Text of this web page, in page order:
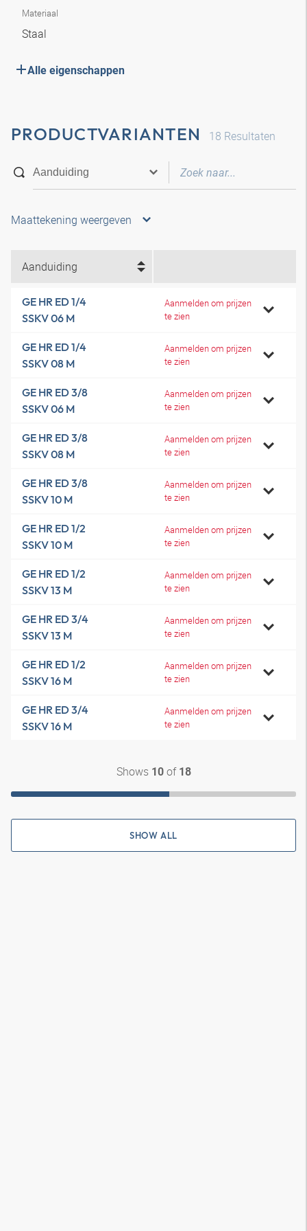
Materiaal
Staal
Alle eigenschappen
PRODUCTVARIANTEN 18 Resultaten
Maattekening weergeven
Aanduiding
GE HR ED 1/4
SSKV 06 M
Aanmelden om prijzen
te zien
GE HR ED 1/4
SSKV 08 M
Aanmelden om prijzen
te zien
GE HR ED 3/8
SSKV 06 M
Aanmelden om prijzen
te zien
GE HR ED 3/8
SSKV 08 M
Aanmelden om prijzen
te zien
GE HR ED 3/8
SSKV 10 M
Aanmelden om prijzen
te zien
GE HR ED 1/2
SSKV 10 M
Aanmelden om prijzen
te zien
GE HR ED 1/2
SSKV 13 M
Aanmelden om prijzen
te zien
GE HR ED 3/4
SSKV 13 M
Aanmelden om prijzen
te zien
GE HR ED 1/2
SSKV 16 M
Aanmelden om prijzen
te zien
GE HR ED 3/4
SSKV 16 M
Aanmelden om prijzen
te zien
Shows 10of 18
SHOW ALL